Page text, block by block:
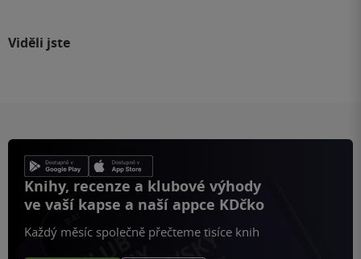
Viděli jste
Knihy, recenze a klubové výhody
ve vaší kapse a naší appce KDčko
Každý měsíc společně přečteme tisíce knih